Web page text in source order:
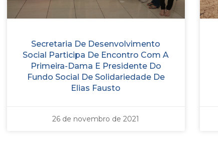
Secretaria De Desenvolvimento
Social Participa De Encontro Com A
Primeira-Dama E Presidente Do
Fundo Social De Solidariedade De
Elias Fausto
26 de novembro de 2021